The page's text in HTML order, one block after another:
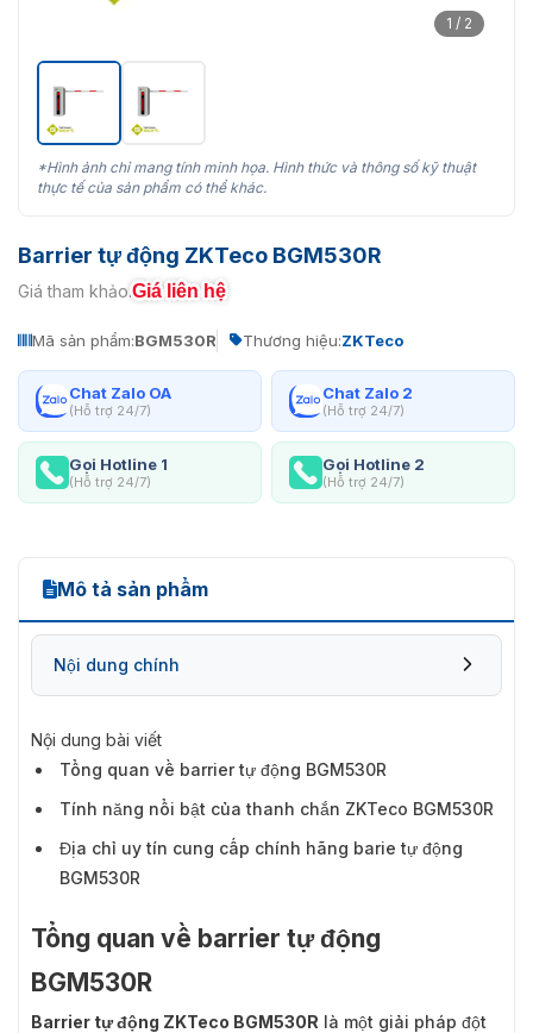
1 / 2
*Hình ảnh chỉ mang tính minh họa. Hình thức và thông số kỹ thuật
thực tế của sản phẩm có thể khác.
Barrier tự động ZKTeco BGM530R
Giá tham khảo:Giá liên hệ
Mã sản phẩm:BGM530R Thương hiệu:ZKTeco
Chat Zalo OA
(Hỗ trợ 24/7)
Chat Zalo 2
(Hỗ trợ 24/7)
Gọi Hotline 1
(Hỗ trợ 24/7)
Gọi Hotline 2
(Hỗ trợ 24/7)
Mô tả sản phẩm
Nội dung chính
Nội dung bài viết
Tổng quan về barrier tự động BGM530R
Tính năng nổi bật của thanh chắn ZKTeco BGM530R
Địa chỉ uy tín cung cấp chính hãng barie tự động
BGM530R
Tổng quan về barrier tự động
BGM530R
Barrier tự động ZKTeco BGM530R là một giải pháp đột